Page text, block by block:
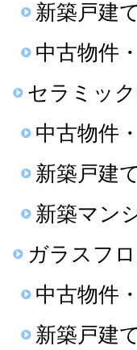
新築戸建て
中古物件
セラミッ
中古物件
新築戸建て
新築マン
ガラスフ
中古物件
新築戸建て